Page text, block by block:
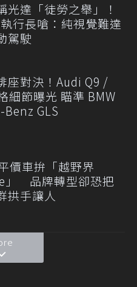
光達「徒勞之舉」！
行長嗆：純視覺難達
駕駛
座對決！Audi Q9 /
細節曝光 瞄準 BMW
Benz GLS
價車拚「越野界
」 品牌轉型卻恐把
拱手讓人